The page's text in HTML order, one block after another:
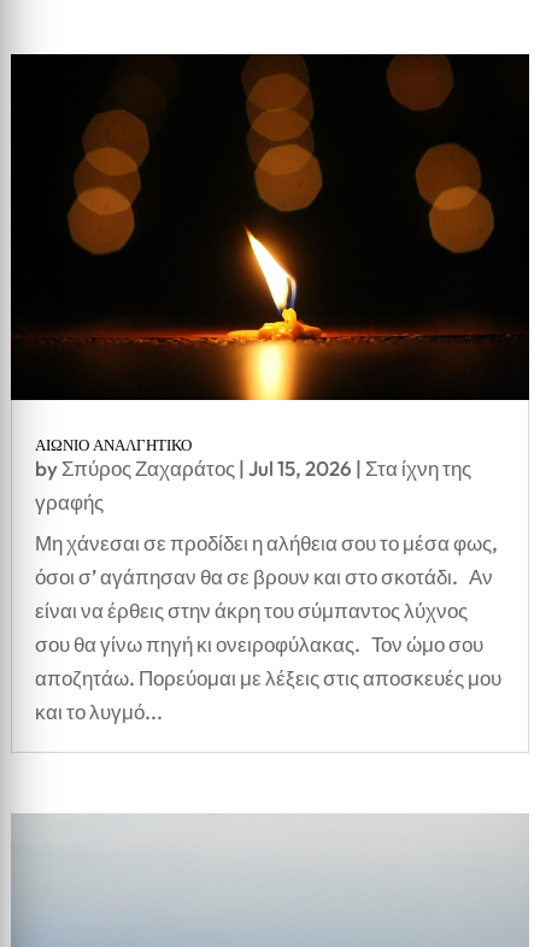
ΑΙΩΝΙΟ ΑΝΑΛΓΗΤΙΚΟ
byΣπύρος Ζαχαράτος |Jul 15, 2026 | Στα ίχνη της
γραφής
Μη χάνεσαι σε προδίδει η αλήθεια σου το μέσα φως,
όσοι σ’ αγάπησαν θα σε βρουν και στο σκοτάδι. Αν
είναι να έρθεις στην άκρη του σύμπαντος λύχνος
σου θα γίνω πηγή κι ονειροφύλακας. Τον ώμο σου
αποζητάω. Πορεύομαι με λέξεις στις αποσκευές μου
και το λυγμό...